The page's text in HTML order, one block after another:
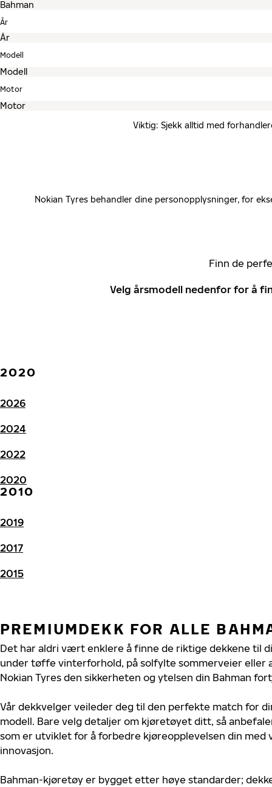
År
Modell
Motor
Viktig: Sjekk alltid med
Nokian Tyres behandler dine personopplysninger, for
Finn de
Velg årsmodell nedenfor for å
2020
2026
2024
2022
2020
2010
2019
2017
2015
PREMIUMDEKK FOR ALLE
Det har aldri vært enklere å finne de riktige dekkene til
under tøffe vinterforhold, på solfylte sommerveier eller
Nokian Tyres den sikkerheten og ytelsen din Bahman
Vår dekkvelger veileder deg til den perfekte match for
modell. Bare velg detaljer om kjøretøyet ditt, så
som er utviklet for å forbedre kjøreopplevelsen din med
innovasjon.
Bahman-kjøretøy er bygget etter høye standarder;